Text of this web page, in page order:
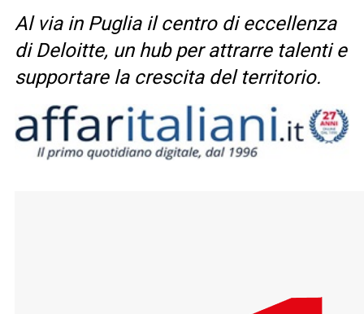
Al via in Puglia il centro di eccellenza
di Deloitte, un hub per attrarre talenti e
supportare la crescita del territorio.